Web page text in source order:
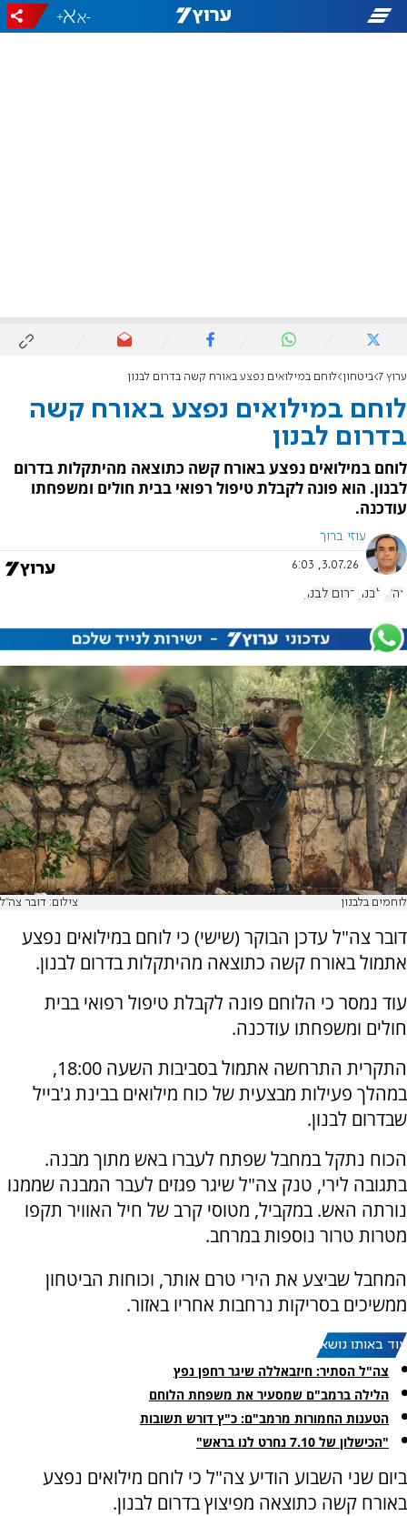
-
+
ערוץ 7 ביטחון לוחם במילואים נפצע באורח קשה בדרום לבנון
לוחם במילואים נפצע באורח קשה
בדרום לבנון
לוחם במילואים נפצע באורח קשה כתוצאה מהיתקלות בדרום
לבנון. הוא פונה לקבלת טיפול רפואי בבית חולים ומשפחתו
עודכנה.
עוזי ברוך
3.07.26, 6:03
צה"ל לבנון דרום לבנון
לוחמים בלבנון צילום: דובר צה"ל
דובר צה"ל עדכן הבוקר (שישי) כי לוחם במילואים נפצע
אתמול באורח קשה כתוצאה מהיתקלות בדרום לבנון.
עוד נמסר כי הלוחם פונה לקבלת טיפול רפואי בבית
חולים ומשפחתו עודכנה.
התקרית התרחשה אתמול בסביבות השעה 18:00,
במהלך פעילות מבצעית של כוח מילואים בבינת ג'בייל
שבדרום לבנון.
הכוח נתקל במחבל שפתח לעברו באש מתוך מבנה.
בתגובה לירי, טנק צה"ל שיגר פגזים לעבר המבנה שממנו
נורתה האש. במקביל, מטוסי קרב של חיל האוויר תקפו
מטרות טרור נוספות במרחב.
המחבל שביצע את הירי טרם אותר, וכוחות הביטחון
ממשיכים בסריקות נרחבות אחריו באזור.
עוד באותו נושא:
צה"ל הסתיר: חיזבאללה שיגר רחפן נפץ
הלילה ברמב"ם שמסעיר את משפחת הלוחם
הטענות החמורות מרמב"ם: כ"ץ דורש תשובות
"הכישלון של 7.10 נחרט לנו בראש"
ביום שני השבוע הודיע צה"ל כי לוחם מילואים נפצע
באורח קשה כתוצאה מפיצוץ בדרום לבנון.